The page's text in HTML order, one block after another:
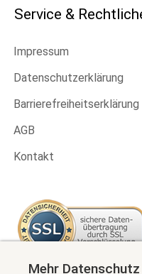
Service &
Impressum
Datenschutzerklärung
Barrierefreiheitserklärung
AGB
Kontakt
Mehr